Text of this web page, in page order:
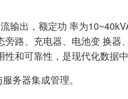
输出，额定功 率为
路、充电器、电池变 换
和可靠性，是现代化数据中
务器集成管理。